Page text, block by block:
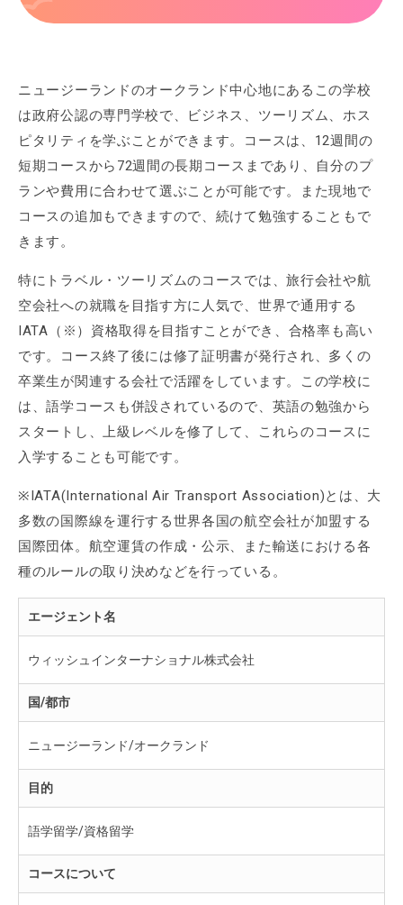
ニュージーランドのオークランド中心地にあるこの学校
は政府公認の専門学校で、ビジネス、ツーリズム、ホス
ピタリティを学ぶことができます。コースは、12週間の
短期コースから72週間の長期コースまであり、自分のプ
ランや費用に合わせて選ぶことが可能です。また現地で
コースの追加もできますので、続けて勉強することもで
きます。
特にトラベル・ツーリズムのコースでは、旅行会社や航
空会社への就職を目指す方に人気で、世界で通用する
IATA（※）資格取得を目指すことができ、合格率も高い
です。コース終了後には修了証明書が発行され、多くの
卒業生が関連する会社で活躍をしています。この学校に
は、語学コースも併設されているので、英語の勉強から
スタートし、上級レベルを修了して、これらのコースに
入学することも可能です。
※IATA(International Air Transport Association)とは、大
多数の国際線を運行する世界各国の航空会社が加盟する
国際団体。航空運賃の作成・公示、また輸送における各
種のルールの取り決めなどを行っている。
エージェント名
ウィッシュインターナショナル株式会社
国/都市
ニュージーランド/オークランド
目的
語学留学/資格留学
コースについて